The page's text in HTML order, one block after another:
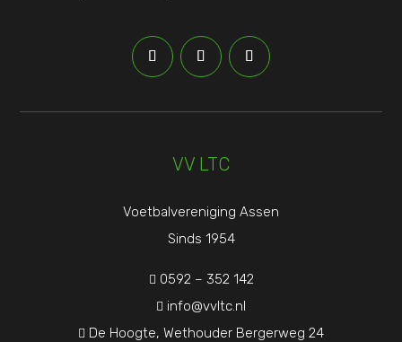
VV LTC
Voetbalvereniging Assen
Sinds 1954
 0592 – 352 142
 info@vvltc.nl
 De Hoogte, Wethouder Bergerweg 24